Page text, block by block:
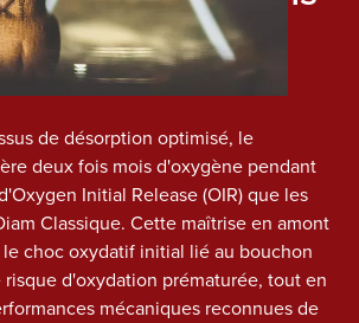
de l’oxygène
de désorption optimisé, le
deux fois mois d'oxygène pendant
Initial Release (OIR) que les
Classique. Cette maîtrise en amont
choc oxydatif initial lié au bouchon
d'oxydation prématurée, tout en
mécaniques reconnues de